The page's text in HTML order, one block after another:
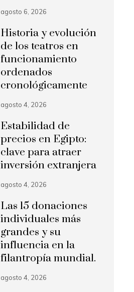
agosto 6, 2026
Historia y evolución
de los teatros en
funcionamiento
ordenados
cronológicamente
agosto 4, 2026
Estabilidad de
precios en Egipto:
clave para atraer
inversión extranjera
agosto 4, 2026
Las 15 donaciones
individuales más
grandes y su
influencia en la
filantropía mundial.
agosto 4, 2026